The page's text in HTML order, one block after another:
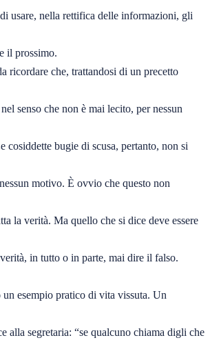
usare, nella rettifica delle informazioni, gli
il prossimo.
ricordare che, trattandosi di un precetto
senso che non è mai lecito, per nessun
cosiddette bugie di scusa, pertanto, non si
motivo. È ovvio che questo non
la verità. Ma quello che si dice deve essere
in tutto o in parte, mai dire il falso.
un esempio pratico di vita vissuta. Un
alla segretaria: “se qualcuno chiama digli che